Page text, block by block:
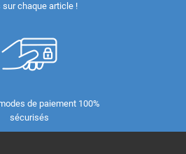
sur chaque article !
de paiement 100%
sécurisés